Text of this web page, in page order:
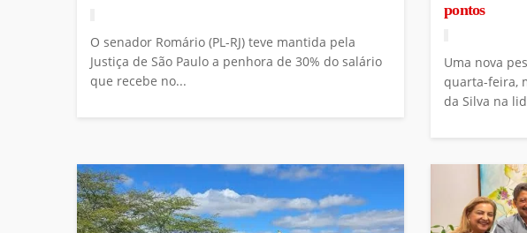
O senador Romário (PL-RJ) teve mantida pela
Justiça de São Paulo a penhora de 30% do salário
que recebe no...
pontos
Uma nova
quarta-feira,
da Silva na